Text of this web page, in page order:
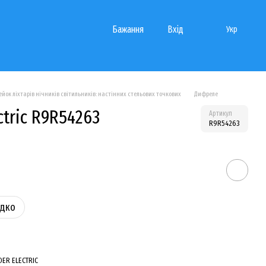
Бажання Вхід Укр
ліхтарів нічників світильників: настінних стельових точкових Дифреле
R9R54263 Артикул
R9R54263
ELECTRIC